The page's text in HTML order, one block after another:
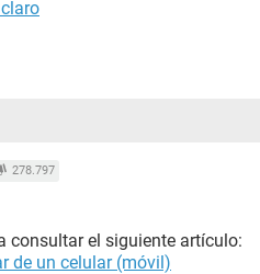
278.797
consultar el siguiente artículo:
de un celular (móvil)